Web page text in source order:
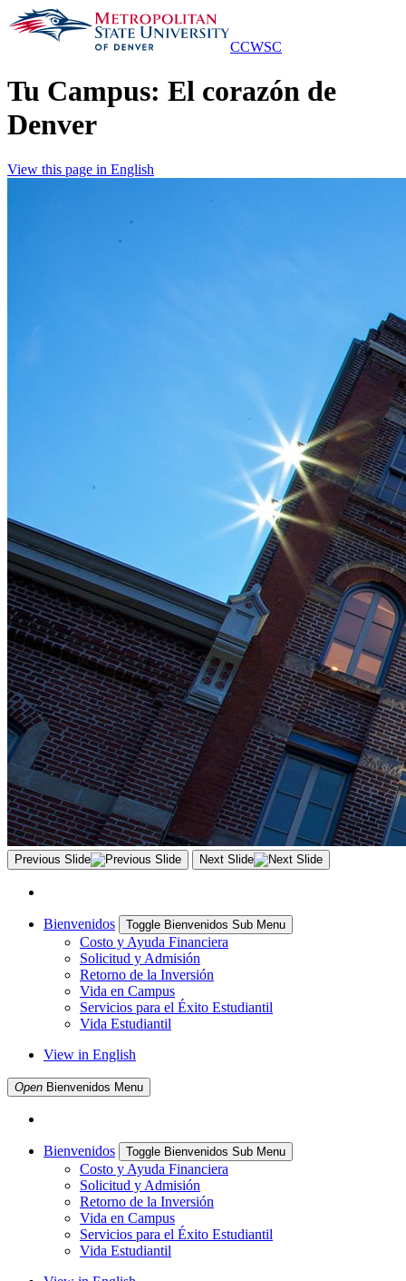
Skip
to
CCWSC
Tu Campus: El corazón de
Denver
View this page in English
Previous Slide Next Slide
Bienvenidos Toggle Bienvenidos Sub Menu
Costo y Ayuda Financiera
Solicitud y Admisión
Retorno de la Inversión
Vida en Campus
Servicios para el Éxito Estudiantil
Vida Estudiantil
View in English
Open Bienvenidos Menu
Bienvenidos Toggle Bienvenidos Sub Menu
Costo y Ayuda Financiera
Solicitud y Admisión
Retorno de la Inversión
Vida en Campus
Servicios para el Éxito Estudiantil
Vida Estudiantil